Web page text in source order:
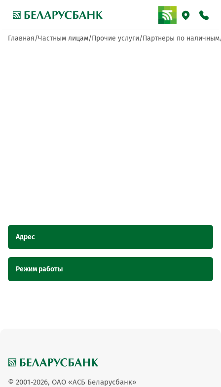
Главная Частным лицам Прочие услуги Партнеры по наличным
Адрес
пункта
Режим работы
© 2001-2026, ОАО «АСБ Беларусбанк»